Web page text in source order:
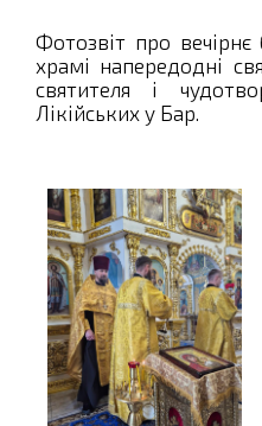
Фотозвіт про
храмі напередодні
святителя і
Лікійських у Бар.